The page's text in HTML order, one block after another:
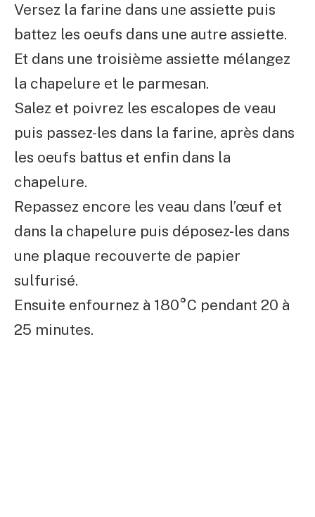
Versez la farine dans une assiette puis
battez les oeufs dans une autre assiette.
Et dans une troisième assiette mélangez
la chapelure et le parmesan.
Salez et poivrez les escalopes de veau
puis passez-les dans la farine, après dans
les oeufs battus et enfin dans la
chapelure.
Repassez encore les veau dans l’œuf et
dans la chapelure puis déposez-les dans
une plaque recouverte de papier
sulfurisé.
Ensuite enfournez à 180°C pendant 20 à
25 minutes.